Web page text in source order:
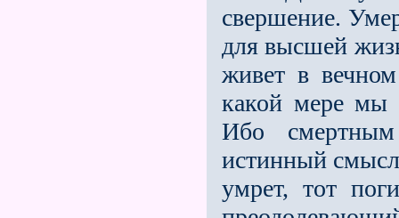
свершение.
для высшей
живет в
какой мере мы
Ибо смертным
истинный
умрет, тот